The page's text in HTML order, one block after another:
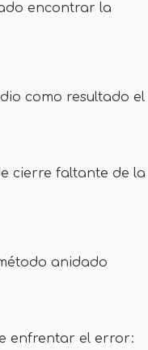
encontrar la
como resultado el
cierre faltante de la
anidado
enfrentar el error: